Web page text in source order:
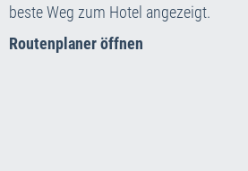
beste Weg zum Hotel angezeigt.
Routenplaner öffnen